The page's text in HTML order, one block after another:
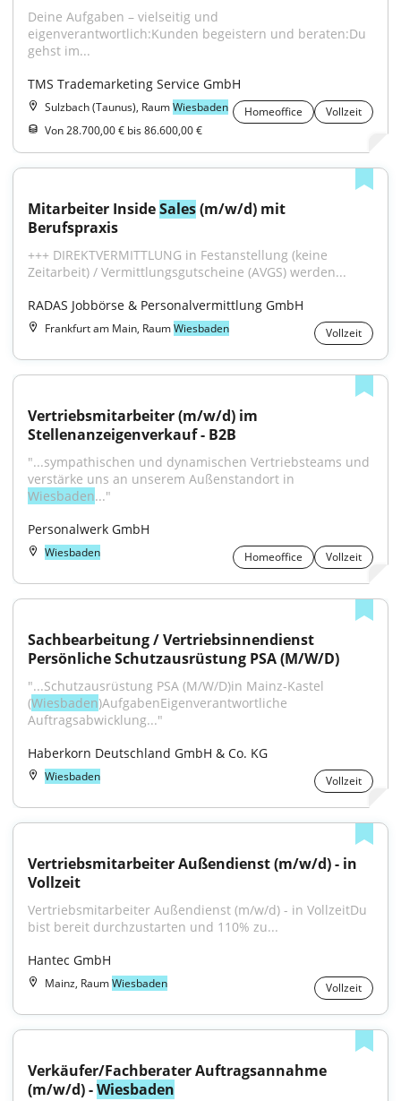
Deine Aufgaben – vielseitig und
eigenverantwortlich:Kunden begeistern und beraten:Du
gehst im...
TMS Trademarketing Service GmbH
Sulzbach (Taunus), RaumWiesbaden Homeoffice
Vollzeit
Von 28.700,00 € bis 86.600,00 €
Mitarbeiter Inside Sales (m/w/d) mit
Berufspraxis
+++ DIREKTVERMITTLUNG in Festanstellung (keine
Zeitarbeit) / Vermittlungsgutscheine (AVGS) werden...
RADAS Jobbörse & Personalvermittlung GmbH
Frankfurt am Main, RaumWiesbaden Vollzeit
Vertriebsmitarbeiter (m/w/d) im
Stellenanzeigenverkauf - B2B
"...sympathischen und dynamischen Vertriebsteams und
Wiesbaden..."
Personalwerk GmbH
Wiesbaden Homeoffice Vollzeit
Sachbearbeitung / Vertriebsinnendienst
Persönliche Schutzausrüstung PSA (M/W/D)
"...Schutzausrüstung PSA (M/W/D)in Mainz-Kastel
(Wiesbaden)AufgabenEigenverantwortliche
Auftragsabwicklung..."
Haberkorn Deutschland GmbH & Co. KG
Wiesbaden Vollzeit
Vertriebsmitarbeiter Außendienst (m/w/d) - in
Vollzeit
Vertriebsmitarbeiter Außendienst (m/w/d) - in VollzeitDu
bist bereit durchzustarten und 110% zu...
Hantec GmbH
Mainz, RaumWiesbaden Vollzeit
Verkäufer/Fachberater Auftragsannahme
(m/w/d) - Wiesbaden